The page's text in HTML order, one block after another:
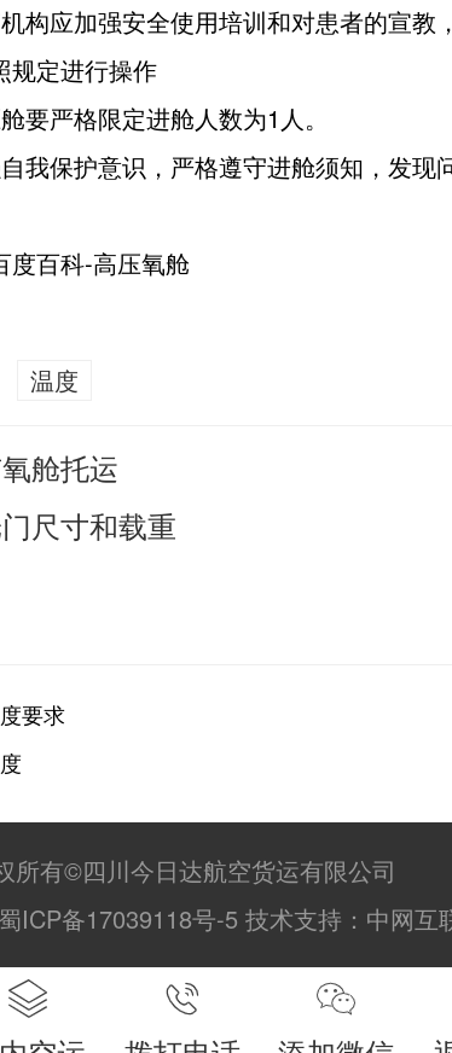
构应加强安全使用培训和对患者的宣教
规定进行操作
要严格限定进舱人数为1人。
我保护意识，严格遵守进舱须知，发现
度百科-高压氧舱
温度
舱托运
尺寸和载重
要求
所有©四川今日达航空货运有限公司
蜀ICP备17039118号-5 技术支持： 中网互